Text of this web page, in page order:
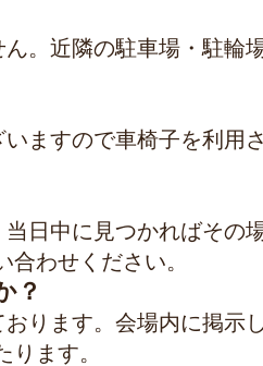
。近隣の駐車場・駐輪
ますので車椅子を利用
日中に見つかればその
わせください。
？
ります。会場内に掲示
ます。